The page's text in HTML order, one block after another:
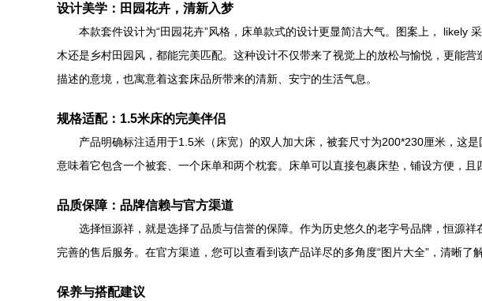
设计美学：田园花卉，清新入梦
本款套件设计为“田园花卉”风格，床单款式的设计更显简洁大气。图案上， likely
木还是乡村田园风，都能完美匹配。这种设计不仅带来了视觉上的放松与愉悦，更能
描述的意境，也寓意着这套床品所带来的清新、安宁的生活气息。
规格适配：1.5米床的完美伴侣
产品明确标注适用于1.5米（床宽）的双人加大床，被套尺寸为200*230厘米，这
意味着它包含一个被套、一个床单和两个枕套。床单可以直接包裹床垫，铺设方便，
品质保障：品牌信赖与官方渠道
选择恒源祥，就是选择了品质与信誉的保障。作为历史悠久的老字号品牌，恒源
完善的售后服务。在官方渠道，您可以查看到该产品详尽的多角度“图片大全”，清晰了
保养与搭配建议